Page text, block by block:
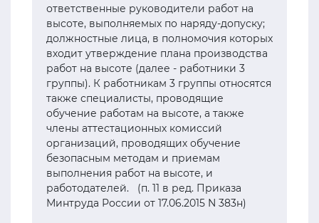
ответственные руководители работ на
высоте, выполняемых по наряду-допуску;
должностные лица, в полномочия которых
входит утверждение плана производства
работ на высоте (далее - работники 3
группы). К работникам 3 группы относятся
также специалисты, проводящие
обучение работам на высоте, а также
члены аттестационных комиссий
организаций, проводящих обучение
безопасным методам и приемам
выполнения работ на высоте, и
работодателей. (п. 11 в ред. Приказа
Минтруда России от 17.06.2015 N 383н)